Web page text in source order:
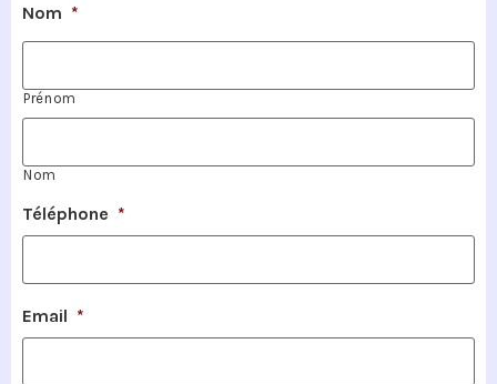
Nom *
Prénom
Nom
Téléphone *
Email *